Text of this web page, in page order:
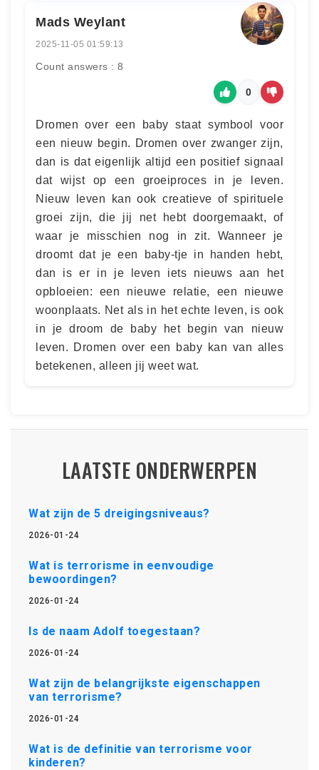
Mads Weylant
2025-11-05 01:59:13
Count answers : 8
0
Dromen over een baby staat symbool voor
een nieuw begin. Dromen over zwanger zijn,
dan is dat eigenlijk altijd een positief signaal
dat wijst op een groeiproces in je leven.
Nieuw leven kan ook creatieve of spirituele
groei zijn, die jij net hebt doorgemaakt, of
waar je misschien nog in zit. Wanneer je
droomt dat je een baby-tje in handen hebt,
dan is er in je leven iets nieuws aan het
opbloeien: een nieuwe relatie, een nieuwe
woonplaats. Net als in het echte leven, is ook
in je droom de baby het begin van nieuw
leven. Dromen over een baby kan van alles
betekenen, alleen jij weet wat.
LAATSTE ONDERWERPEN
Wat zijn de 5 dreigingsniveaus?
2026-01-24
Wat is terrorisme in eenvoudige
bewoordingen?
2026-01-24
Is de naam Adolf toegestaan?
2026-01-24
Wat zijn de belangrijkste eigenschappen
van terrorisme?
2026-01-24
Wat is de definitie van terrorisme voor
kinderen?